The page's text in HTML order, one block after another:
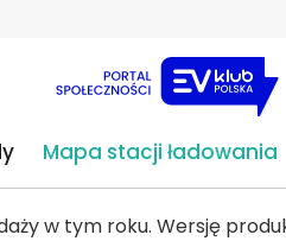
Mapa stacji ładowania
w tym roku. Wersję